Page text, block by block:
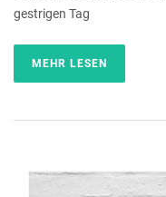
gestrigen Tag
MEHR LESEN